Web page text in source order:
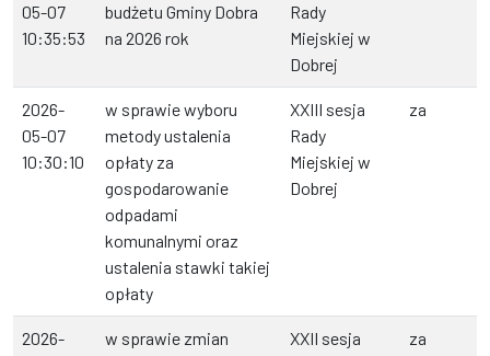
05-07
10:35:53
budżetu Gminy Dobra
na 2026 rok
Rady
Miejskiej w
Dobrej
2026-
05-07
10:30:10
w sprawie wyboru
metody ustalenia
opłaty za
gospodarowanie
odpadami
komunalnymi oraz
ustalenia stawki takiej
opłaty
XXIII sesja
Rady
Miejskiej w
Dobrej
za
2026-
w sprawie zmian
XXII sesja
za